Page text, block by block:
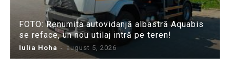
FOTO: Renumita autovidanjă albastră Aquabis
se reface, un nou utilaj intră pe teren!
Iulia Hoha - august 5, 2026